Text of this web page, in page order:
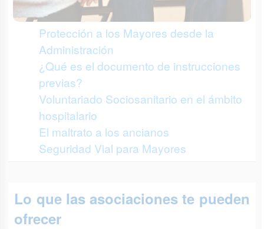
Protección a los Mayores desde la
Administración
¿Qué es el documento de instrucciones
previas?
Voluntariado Sociosanitario en el ámbito
hospitalario
El maltrato a los ancianos
Seguridad Vial para Mayores
Lo que las asociaciones te pueden
ofrecer